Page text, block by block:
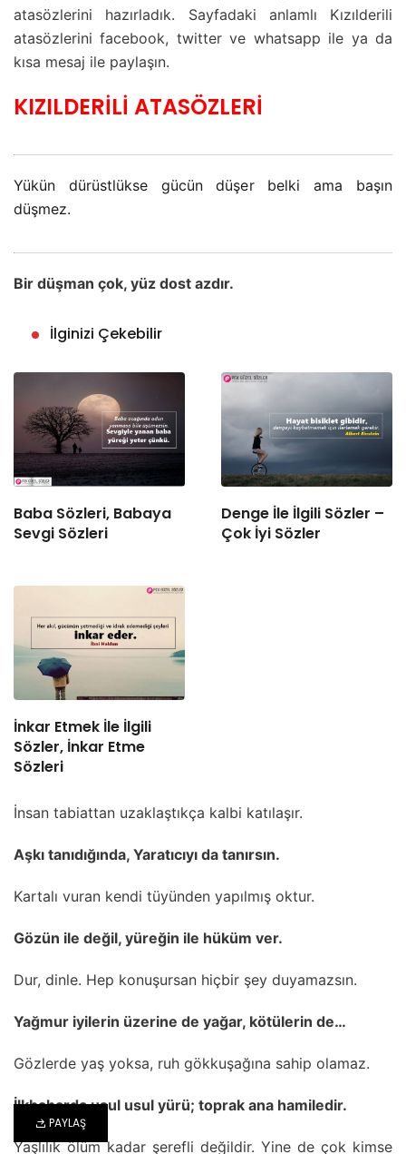
PAYLAŞ
atasözlerini hazırladık. Sayfadaki anlamlı Kızılderili
atasözlerini facebook, twitter ve whatsapp ile ya da
kısa mesaj ile paylaşın.
KIZILDERİLİ ATASÖZLERİ
Yükün dürüstlükse gücün düşer belki ama başın
düşmez.
Bir düşman çok, yüz dost azdır.
İlginizi Çekebilir
Baba Sözleri, Babaya
Sevgi Sözleri
Denge İle İlgili Sözler –
Çok İyi Sözler
İnkar Etmek İle İlgili
Sözler, İnkar Etme
Sözleri
İnsan tabiattan uzaklaştıkça kalbi katılaşır.
Aşkı tanıdığında, Yaratıcıyı da tanırsın.
Kartalı vuran kendi tüyünden yapılmış oktur.
Gözün ile değil, yüreğin ile hüküm ver.
Dur, dinle. Hep konuşursan hiçbir şey duyamazsın.
Yağmur iyilerin üzerine de yağar, kötülerin de…
Gözlerde yaş yoksa, ruh gökkuşağına sahip olamaz.
İlkbaharda usul usul yürü; toprak ana hamiledir.
Yaşlılık ölüm kadar şerefli değildir. Yine de çok kimse